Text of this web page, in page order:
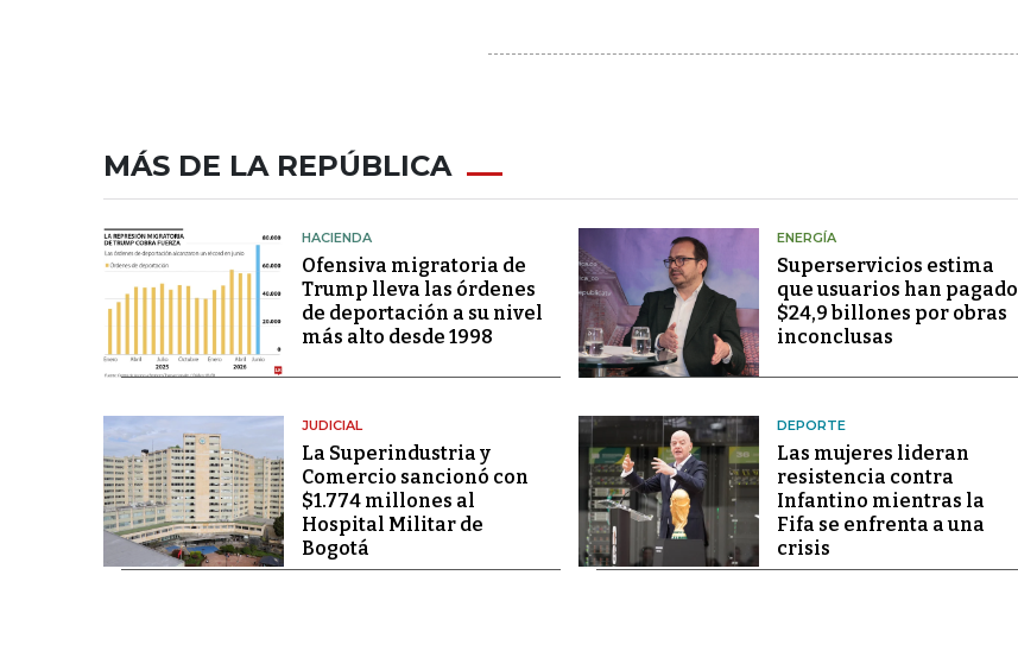
MÁS DE LA REPÚBLICA
HACIENDA
Ofensiva migratoria de
Trump lleva las órdenes
de deportación a su nivel
más alto desde 1998
ENERGÍA
Superservicios estima
que usuarios han pagado
$24,9 billones por obras
inconclusas
JUDICIAL
La Superindustria y
Comercio sancionó con
$1.774 millones al
Hospital Militar de
Bogotá
DEPORTE
Las mujeres lideran
resistencia contra
Infantino mientras la
Fifa se enfrenta a una
crisis